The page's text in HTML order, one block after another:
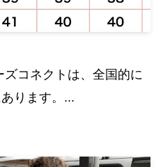
コネクトは、全国的に
ります。...